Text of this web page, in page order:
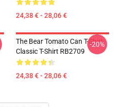
24,38 € - 28,06 €
The Bear Tomato Can T-Shirt
Classic T-Shirt RB2709
24,38 € - 28,06 €
-20%